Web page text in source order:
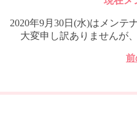
2020年9月30日(水)はメンテ
大変申し訳ありませんが
前